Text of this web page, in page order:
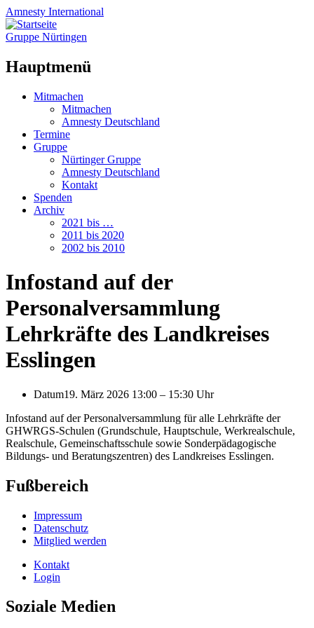
Amnesty International
Gruppe Nürtingen
Hauptmenü
Zum
Mitmachen
Mitmachen
Amnesty Deutschland
Termine
Gruppe
Nürtinger Gruppe
Amnesty Deutschland
Kontakt
Spenden
Archiv
2021 bis …
2011 bis 2020
2002 bis 2010
Infostand auf der
Personalversammlung
Lehrkräfte des Landkreises
Esslingen
Datum19. März 2026 13:00 – 15:30 Uhr
Infostand auf der Personalversammlung für alle Lehrkräfte der
GHWRGS-Schulen (Grundschule, Hauptschule, Werkrealschule,
Realschule, Gemeinschaftsschule sowie Sonderpädagogische
Bildungs- und Beratungszentren) des Landkreises Esslingen.
Fußbereich
Impressum
Datenschutz
Mitglied werden
Kontakt
Login
Soziale Medien